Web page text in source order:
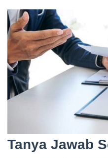
Tanya Jawab